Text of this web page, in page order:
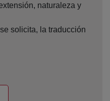
naturaleza y
solicita, la traducción
nueva